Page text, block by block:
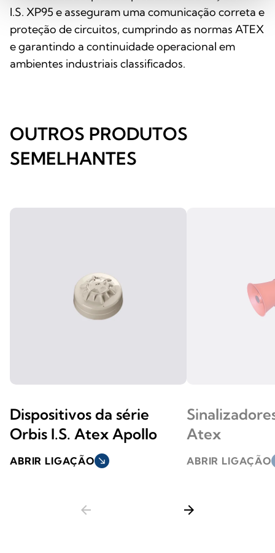
I.S. XP95 e asseguram uma comunicação correta e
proteção de circuitos, cumprindo as normas ATEX
e garantindo a continuidade operacional em
ambientes industriais classificados.
OUTROS PRODUTOS
SEMELHANTES
Dispositivos da série
Orbis I.S. Atex Apollo
ABRIR LIGAÇÃO south_east
Atex
ABRIR LIGAÇÃO
arrow_back arrow_forward